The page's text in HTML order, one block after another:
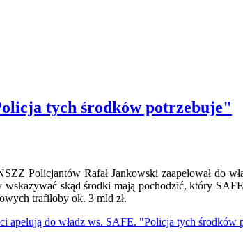
tych środków potrzebuje"
Policjantów Rafał Jankowski zaapelował do
wskazywać skąd środki mają pochodzić, który
trafiłoby ok. 3 mld zł.
apelują do władz ws. SAFE. "Policja tych środków